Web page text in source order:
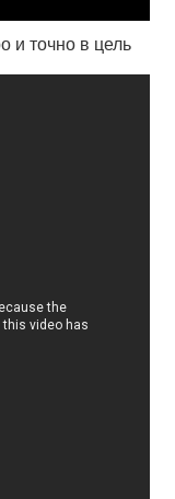
и точно в цель